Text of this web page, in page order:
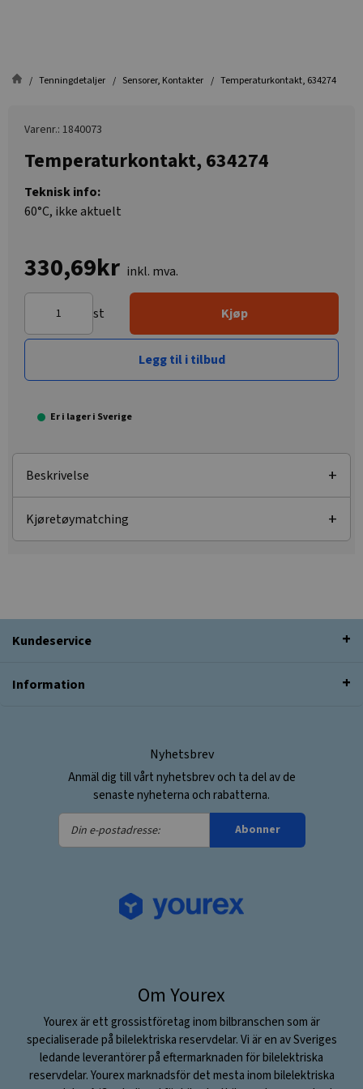
Tenningdetaljer Sensorer, Kontakter Temperaturkontakt, 634274
Varenr.: 1840073
Temperaturkontakt, 634274
Teknisk info:
60°C, ikke aktuelt
330,69kr inkl. mva.
st Kjøp
Legg til i tilbud
Er i lager i Sverige
Beskrivelse
Kjøretøymatching
Kundeservice
Information
Nyhetsbrev
Anmäl dig till vårt nyhetsbrev och ta del av de
senaste nyheterna och rabatterna.
Din
e-
Abonner
Om Yourex
Yourex är ett grossistföretag inom bilbranschen som är
specialiserade på bilelektriska reservdelar. Vi är en av Sveriges
ledande leverantörer på eftermarknaden för bilelektriska
reservdelar. Yourex marknadsför det mesta inom bilelektriska